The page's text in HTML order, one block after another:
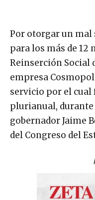
Por otorgar un
para los más de
Reinserción Social
empresa
servicio por el cual
plurianual,
gobernador Jaime
del Congreso del